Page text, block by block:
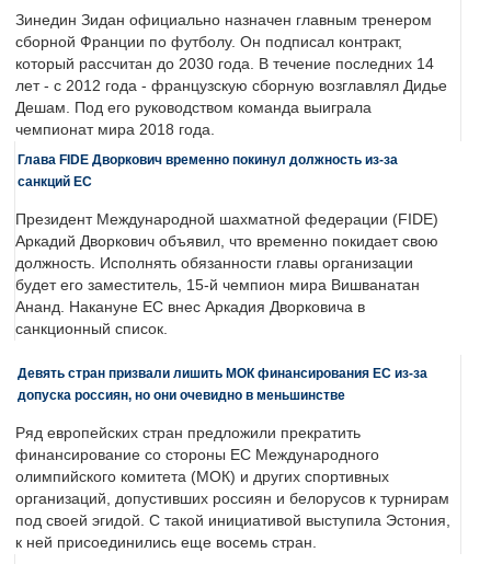
Зинедин Зидан официально назначен главным тренером
сборной Франции по футболу. Он подписал контракт,
который рассчитан до 2030 года. В течение последних 14
лет - с 2012 года - французскую сборную возглавлял Дидье
Дешам. Под его руководством команда выиграла
чемпионат мира 2018 года.
Глава FIDE Дворкович временно покинул должность из-за
санкций ЕС
Президент Международной шахматной федерации (FIDE)
Аркадий Дворкович объявил, что временно покидает свою
должность. Исполнять обязанности главы организации
будет его заместитель, 15-й чемпион мира Вишванатан
Ананд. Накануне ЕС внес Аркадия Дворковича в
санкционный список.
Девять стран призвали лишить МОК финансирования ЕС из-за
допуска россиян, но они очевидно в меньшинстве
Ряд европейских стран предложили прекратить
финансирование со стороны ЕС Международного
олимпийского комитета (МОК) и других спортивных
организаций, допустивших россиян и белорусов к турнирам
под своей эгидой. С такой инициативой выступила Эстония,
к ней присоединились еще восемь стран.